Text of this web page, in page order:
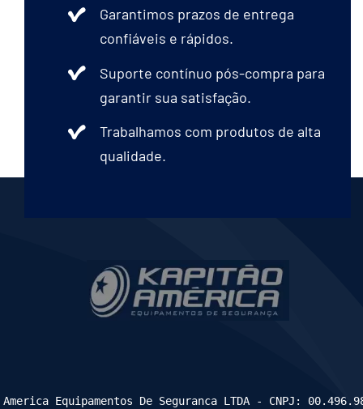
Garantimos prazos de entrega
confiáveis e rápidos.
Suporte contínuo pós-compra para
garantir sua satisfação.
Trabalhamos com produtos de alta
qualidade.
Equipamentos De Seguranca LTDA - CNPJ: